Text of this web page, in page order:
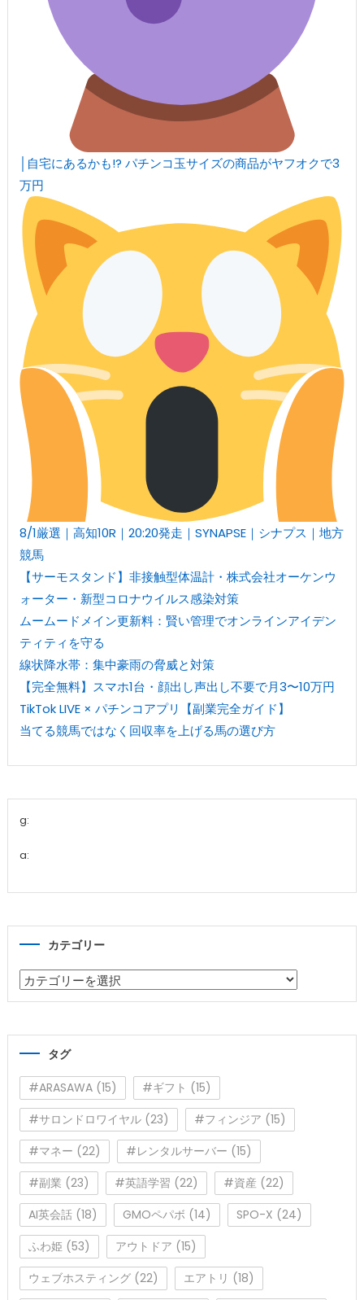
│自宅にあるかも!? パチンコ玉サイズの商品がヤフオクで3
万円
8/1厳選｜高知10R｜20:20発走｜SYNAPSE｜シナプス｜地方
競馬
【サーモスタンド】非接触型体温計・株式会社オーケンウ
ォーター・新型コロナウイルス感染対策
ムームードメイン更新料：賢い管理でオンラインアイデン
ティティを守る
線状降水帯：集中豪雨の脅威と対策
【完全無料】スマホ1台・顔出し声出し不要で月3〜10万円
TikTok LIVE × パチンコアプリ【副業完全ガイド】
当てる競馬ではなく回収率を上げる馬の選び方
g:
a:
カテゴリー
カ
テ
タグ
#ARASAWA(15) #ギフト (15)
#サロンドロワイヤル(23) #フィンジア (15)
#マネー (22) #レンタルサーバー (15)
#副業 (23) #英語学習 (22) #資産 (22)
AI英会話(18) GMOペパボ (14) SPO-X (24)
ふわ姫 (53) アウトドア (15)
ウェブホスティング(22) エアトリ (18)